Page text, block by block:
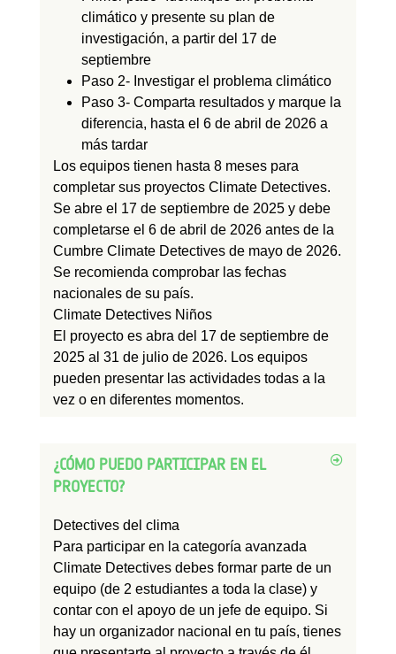
climático y presente su plan de
investigación, a partir del 17 de
septiembre
Paso 2- Investigar el problema climático
Paso 3- Comparta resultados y marque la
diferencia, hasta el 6 de abril de 2026 a
más tardar
Los equipos tienen hasta 8 meses para
completar sus proyectos Climate Detectives.
Se abre el 17 de septiembre de 2025 y debe
completarse el 6 de abril de 2026 antes de la
Cumbre Climate Detectives de mayo de 2026.
Se recomienda comprobar las fechas
nacionales de su país.
Climate Detectives Niños
El proyecto es abra del 17 de septiembre de
2025 al 31 de julio de 2026. Los equipos
pueden presentar las actividades todas a la
vez o en diferentes momentos.
¿CÓMO PUEDO PARTICIPAR EN EL
PROYECTO?
Detectives del clima
Para participar en la categoría avanzada
Climate Detectives debes formar parte de un
equipo (de 2 estudiantes a toda la clase) y
contar con el apoyo de un jefe de equipo. Si
hay un organizador nacional en tu país, tienes